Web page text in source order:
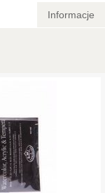
Informacje